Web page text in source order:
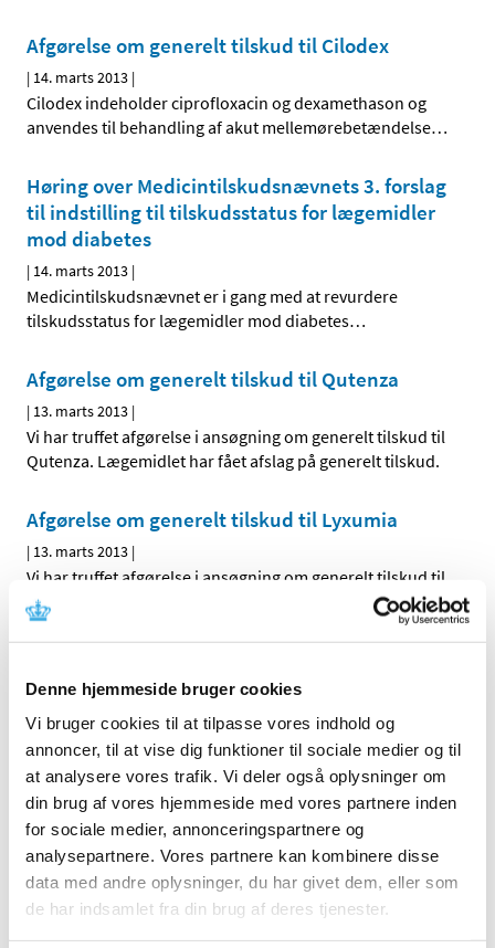
Denne hjemmeside bruger cookies
Vi bruger cookies til at tilpasse vores indhold og
annoncer, til at vise dig funktioner til sociale medier og til
at analysere vores trafik. Vi deler også oplysninger om
din brug af vores hjemmeside med vores partnere inden
for sociale medier, annonceringspartnere og
analysepartnere. Vores partnere kan kombinere disse
data med andre oplysninger, du har givet dem, eller som
de har indsamlet fra din brug af deres tjenester.
Afgørelse om generelt tilskud til Cilodex
| 14. marts 2013 |
Cilodex indeholder ciprofloxacin og dexamethason og
anvendes til behandling af akut mellemørebetændelse…
Høring over Medicintilskuds­nævnets 3. forslag
til indstilling til tilskudsstatus for lægemidler
mod diabetes
| 14. marts 2013 |
Medicintilskudsnævnet er i gang med at revurdere
tilskudsstatus for lægemidler mod diabetes…
Afgørelse om generelt tilskud til Qutenza
| 13. marts 2013 |
Vi har truffet afgørelse i ansøgning om generelt tilskud til
Qutenza. Lægemidlet har fået afslag på generelt tilskud.
Afgørelse om generelt tilskud til Lyxumia
| 13. marts 2013 |
Vi har truffet afgørelse i ansøgning om generelt tilskud til
Lyxumia. Lægemidlet har fået generelt tilskud.
|12. marts 2013|
Vi har truffet afgørelse i ansøgning om generelt tilskud til
Dymista. Lægemidlet har fået generelt tilskud. Dymista…
Høringssvar på Medicintilskuds­nævnets 2.
forslag til indstilling til tilskudsstatus for
lægemidler mod diabetes
|6. marts 2013|
Medicintilskudsnævnets 2. forslag til indstilling til
fremtidig tilskudsstatus for lægemidler mod diabetes i…